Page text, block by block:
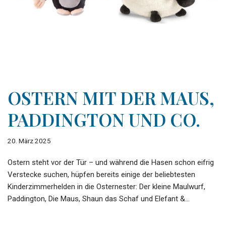
OSTERN MIT DER MAUS,
PADDINGTON UND CO.
20. März 2025
Ostern steht vor der Tür – und während die Hasen schon eifrig
Verstecke suchen, hüpfen bereits einige der beliebtesten
Kinderzimmerhelden in die Osternester: Der kleine Maulwurf,
Paddington, Die Maus, Shaun das Schaf und Elefant &…